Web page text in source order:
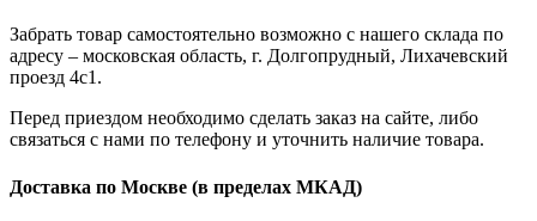
Забрать товар самостоятельно возможно с нашего склада по
адресу – московская область, г. Долгопрудный, Лихачевский
проезд 4с1.
Перед приездом необходимо сделать заказ на сайте, либо
связаться с нами по телефону и уточнить наличие товара.
Доставка по Москве (в пределах МКАД)